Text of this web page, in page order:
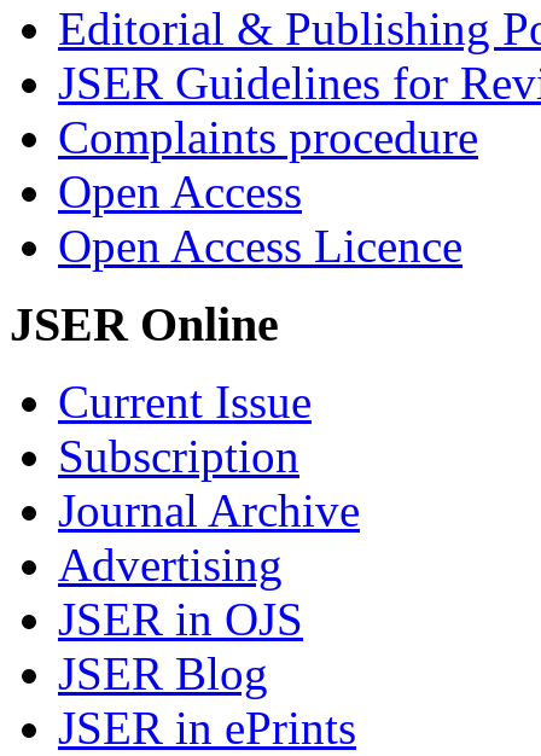
Editorial & Publishing
JSER Guidelines for
Complaints procedure
Open Access
Open Access Licence
JSER Online
Current Issue
Subscription
Journal Archive
Advertising
JSER in OJS
JSER Blog
JSER in ePrints